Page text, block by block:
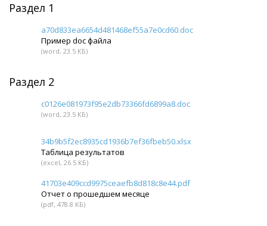
Раздел 1
a70d833ea6654d481468ef55a7e0cd60.doc
Пример doc файла
(word, 23.5 КБ)
Раздел 2
c0126e081973f95e2db73366fd6899a8.doc
(word, 23.5 КБ)
34b9b5f2ec8935cd1936b7ef36fbeb50.xlsx
Таблица результатов
(excel, 26.5 КБ)
41703e409ccd9975ceaefb8d818c8e44.pdf
Отчет о прошедшем месяце
(pdf, 478.8 КБ)